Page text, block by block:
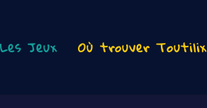
Les Jeux Où trouver Toutilix